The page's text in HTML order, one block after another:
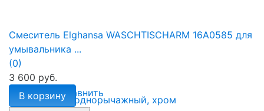
избранное сравнить
Смеситель Elghansa WASCHTISCHARM 16A0585 для
умывальника ...
(0)
3 600 руб.
В корзину